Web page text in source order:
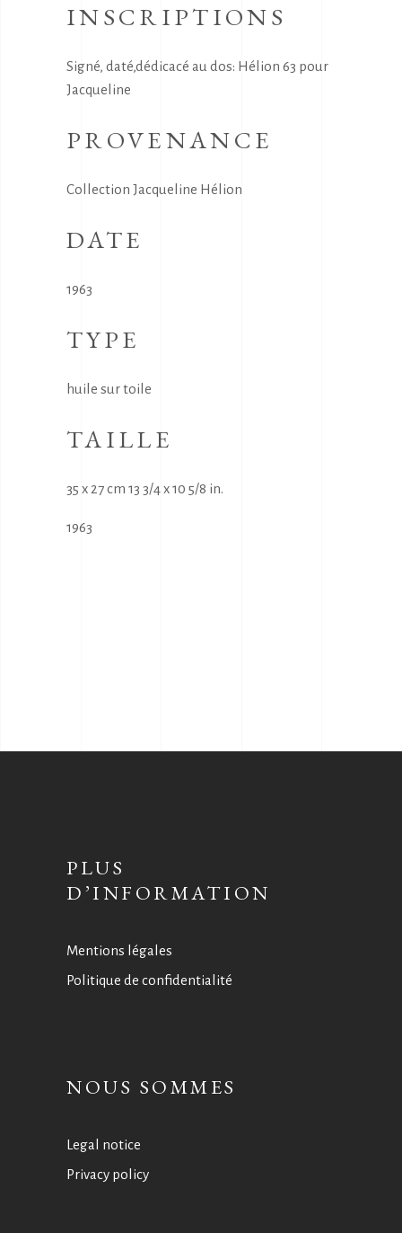
INSCRIPTIONS
Signé, daté,dédicacé au dos: Hélion 63 pour
Jacqueline
PROVENANCE
Collection Jacqueline Hélion
DATE
1963
TYPE
huile sur toile
TAILLE
35 x 27 cm 13 3/4 x 10 5/8 in.
1963
PLUS
D’INFORMATION
Mentions légales
Politique de confidentialité
NOUS SOMMES
Legal notice
Privacy policy